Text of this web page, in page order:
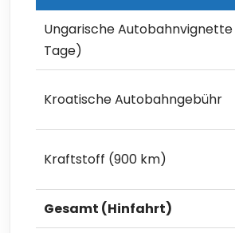
Ungarische Autobahnvignette
Tage)
Kroatische Autobahngebühr
Kraftstoff (900 km)
Gesamt (Hinfahrt)